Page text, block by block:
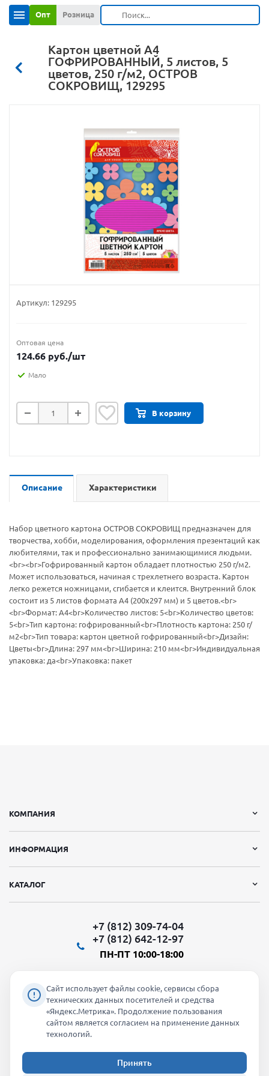
Опт Розница
Картон цветной А4
ГОФРИРОВАННЫЙ, 5 листов, 5
цветов, 250 г/м2, ОСТРОВ
СОКРОВИЩ, 129295
Артикул: 129295
Оптовая цена
124.66 руб./шт
Мало
В корзину
Описание Характеристики
Набор цветного картона ОСТРОВ СОКРОВИЩ предназначен для
творчества, хобби, моделирования, оформления презентаций как
любителями, так и профессионально занимающимися людьми.
<br><br>Гофрированный картон обладает плотностью 250 г/м2.
Может использоваться, начиная с трехлетнего возраста. Картон
легко режется ножницами, сгибается и клеится. Внутренний блок
состоит из 5 листов формата А4 (200х297 мм) и 5 цветов.<br>
<br>Формат: А4<br>Количество листов: 5<br>Количество цветов:
5<br>Тип картона: гофрированный<br>Плотность картона: 250 г/
м2<br>Тип товара: картон цветной гофрированный<br>Дизайн:
Цветы<br>Длина: 297 мм<br>Ширина: 210 мм<br>Индивидуальная
упаковка: да<br>Упаковка: пакет
КОМПАНИЯ
ИНФОРМАЦИЯ
КАТАЛОГ
+7 (812) 309-74-04
+7 (812) 642-12-97
ПН-ПТ 10:00-18:00
Мы в социальных сетях:
2026 © "Молти" - оптовый магазин
Сайт использует файлы cookie, сервисы сбора
технических данных посетителей и средства
«Яндекс.Метрика». Продолжение пользования
сайтом является согласием на применение данных
технологий.
Принять